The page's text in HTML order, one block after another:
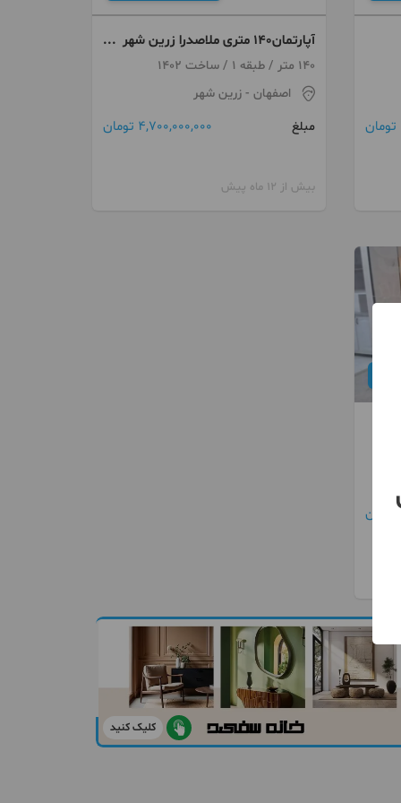
آپارتمان١٤٠ متری ملاصدرا زرین شهر
سه خواب نوساز
140 متر / طبقه 1 / ساخت 1402
اصفهان - زرین شهر
مبلغ
4,700,000,000 تومان
بیش از 12 ماه پیش
کلیک کنید